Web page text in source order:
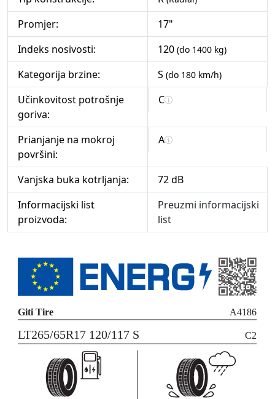
Promjer:
17"
Indeks nosivosti:
120 (do 1400 kg)
Kategorija brzine: S (do 180 km/h)
Učinkovitost potrošnje
goriva:
C
Prianjanje na mokroj
površini:
A
Vanjska buka kotrljanja:
72 dB
Informacijski list
proizvoda:
Preuzmi informacijski
list